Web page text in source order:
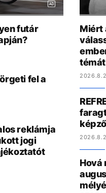
futár
fel a
reklámja
jogi
Miért
témát
Hová